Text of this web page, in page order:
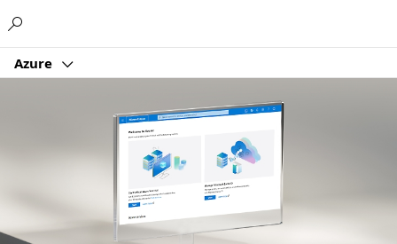
Azure